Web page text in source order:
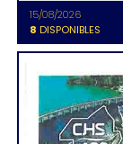
15/08/2026
8 DISPONIBLES